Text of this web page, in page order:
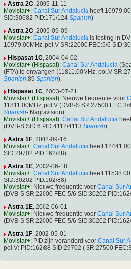
Astra 2C, 2005-11-11
Movistar+: Canal Sur Andalucia heeft
SID:30682 PID:171/124 Spanish)
Astra 2C, 2005-09-09
Movistar+: Canal Sur Andalucia is testing in
10979.00MHz, pol.V SR:22000 FEC:5/6
Hispasat 1C, 2004-04-02
Movistar+ (Hispasat): Canal Sur Andalucia
(FTA) te ontvangen (11811.00MHz, pol.V
Spanish,89 Spanish).
Hispasat 1C, 2003-07-21
Movistar+ (Hispasat): Nieuwe frequentie voor
11811.00MHz, pol.V (DVB-S SR:27500 FEC:3/
Spanish- Nagravision).
Movistar+ (Hispasat): Canal Sur Andalucia
(DVB-S SID:6 PID:4112/4113 Spanish)
Astra 1F, 2002-09-16
Movistar+: Canal Sur Andalucia heeft
SID:29702 PID:162/88)
Astra 1E, 2002-06-18
Movistar+: Canal Sur Andalucia heeft
SID:30202 PID:162/88)
Movistar+: Nieuwe frequentie voor Canal Sur
(DVB-S SR:22000 FEC:5/6 SID:30202
Astra 1E, 2002-06-01
Movistar+: Nieuwe frequentie voor Canal Sur
(DVB-S SR:22000 FEC:5/6 SID:30202
Astra 1F, 2002-05-01
Movistar+: PID zijn veranderd voor Canal Sur
pol.V: PID:162/88 SID:29702 ( SR:27500